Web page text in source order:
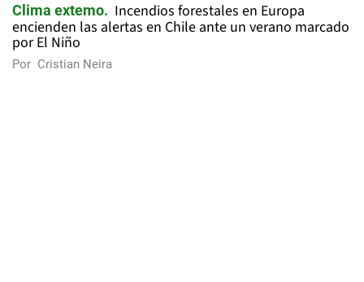
Clima extemo
Incendios forestales en Europa
encienden las alertas en Chile ante un verano marcado
por El Niño
Por Cristian Neira